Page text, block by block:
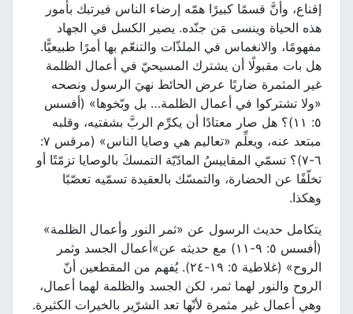
إقناع، وأنَّ قسمًا كبيرًا همّه إرضاء الناس فيرتبك بأمور
هذه الحياة وينسى مَن جنّده. يصير الكسل في الجهاد
مفهومًا، والانغماس في الملذّات والتنعّم بها أمرًا طبيعيًّا.
هل بات مقبولًا أن يشترك المسيحيّ في أعمال الظلمة
غير المثمرة ضاربًا عرض الحائط نهيَ الرسول ونصحه
«ولا تشتركوا في أعمال الظلمة… بل وبّخوها» (أفسس
٥: ١١)؟ هل صار معتادًا أن يكرِّم الربَّ بشفتيه، وقلبه
٦-٧)؟ تسمّي المقاييسُ المادّيّة التمسكَ بالوصايا تزمّتًا أو
تخلّفًا عن الحضارة، والتمسّك بالعقيدة تسمّيه تعصّبًا
وهكذا.
يتكامل حديث الرسول عن «ثمر النور وأعمال الظلمة»
(أفسس ٥: ٩-١١) مع حديثه عن»أعمال الجسد وثمر
الروح» (غلاطية ٥: ١٩-٢٤). يُفهم من المقطعين أنّ
الروح والنور لهما ثمر، لكن الجسد والظلمة لهما أعمال،
وهي أعمال غير مثمرة لأنّها تعد الشرّير بالخيرات الكثيرة.